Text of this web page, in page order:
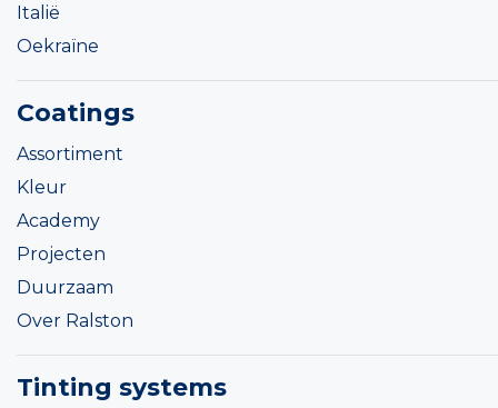
Italië
Oekraïne
Coatings
Assortiment
Kleur
Academy
Projecten
Duurzaam
Over Ralston
Tinting systems